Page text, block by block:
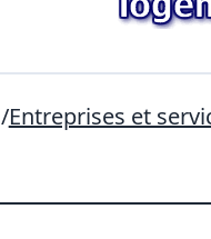
/Entreprises et